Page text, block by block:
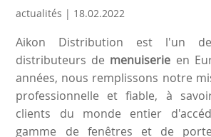
actualités | 18.02.2022
Aikon Distribution est l'un
distributeurs de menuiserie en
années, nous remplissons notre
professionnelle et fiable, à
clients du monde entier
gamme de fenêtres et de